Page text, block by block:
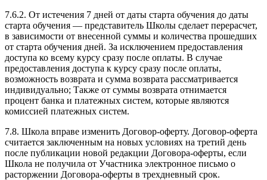
7.6.2. От истечения 7 дней от даты старта обучения до даты
старта обучения — представитель Школы сделает перерасчет,
в зависимости от внесенной суммы и количества прошедших
от старта обучения дней. За исключением предоставления
доступа ко всему курсу сразу после оплаты. В случае
предоставления доступа к курсу сразу после оплаты,
возможность возврата и сумма возврата рассматривается
индивидуально; Также от суммы возврата отнимается
процент банка и платежных систем, которые являются
комиссией платежных систем.
7.8. Школа вправе изменить Договор-оферту. Договор-оферта
считается заключенным на новых условиях на третий день
после публикации новой редакции Договора-оферты, если
Школа не получила от Участника электронное письмо о
расторжении Договора-оферты в трехдневный срок.